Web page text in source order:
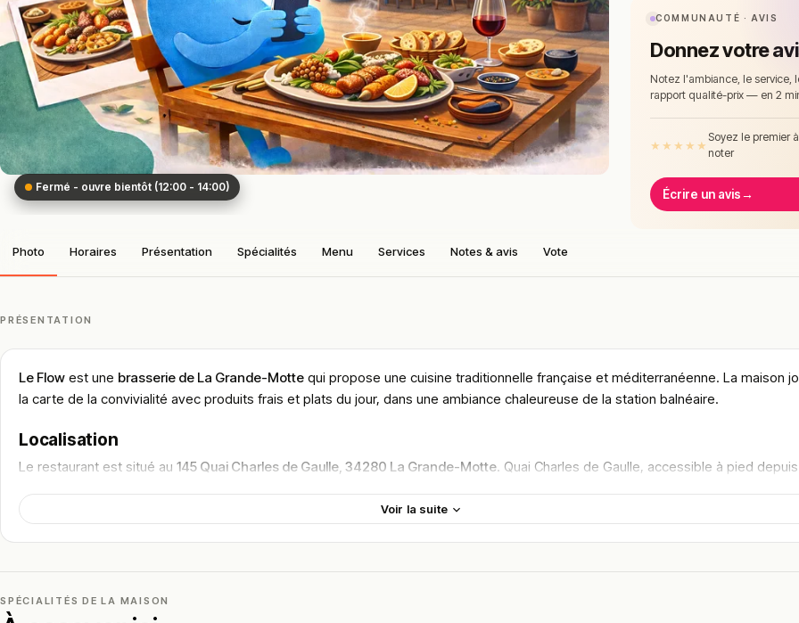
Fermé - ouvre bientôt (12:00 - 14:00)
COMMUNAUTÉ · AVIS
Donnez votre
Notez l'ambiance, le service,
rapport qualité-prix — en 2
★ ★ ★ ★ ★
Soyez le premier à
noter
Écrire un avis→
Photo Horaires Présentation Spécialités Menu Services Notes & avis Vote
PRÉSENTATION
Le Flow est une brasserie de La Grande-Motte qui propose une cuisine traditionnelle française et méditerranéenne. La maison
la carte de la convivialité avec produits frais et plats du jour, dans une ambiance chaleureuse de la station balnéaire.
Localisation
Le restaurant est situé au 145 Quai Charles de Gaulle, 34280 La Grande-Motte. Quai Charles de Gaulle, accessible à pied
La Grande-Motte rayonne autour de son
, de sesplages de sable fin
Voir la suite
SPÉCIALITÉS DE LA MAISON